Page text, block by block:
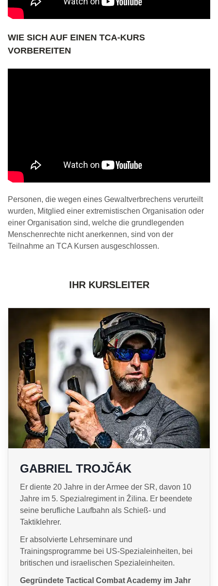
WIE SICH AUF EINEN TCA-KURS
VORBEREITEN
Personen, die wegen eines Gewaltverbrechens verurteilt
wurden, Mitglied einer extremistischen Organisation oder
einer Organisation sind, welche die grundlegenden
Menschenrechte nicht anerkennen, sind von der
Teilnahme an TCA Kursen ausgeschlossen.
IHR KURSLEITER
GABRIEL TROJČÁK
Er diente 20 Jahre in der Armee der SR, davon 10
Jahre im 5. Spezialregiment in Žilina. Er beendete
seine berufliche Laufbahn als Schieß- und
Taktiklehrer.
Er absolvierte Lehrseminare und
Trainingsprogramme bei US-Spezialeinheiten, bei
britischen und israelischen Spezialeinheiten.
Gegründete Tactical Combat Academy im Jahr